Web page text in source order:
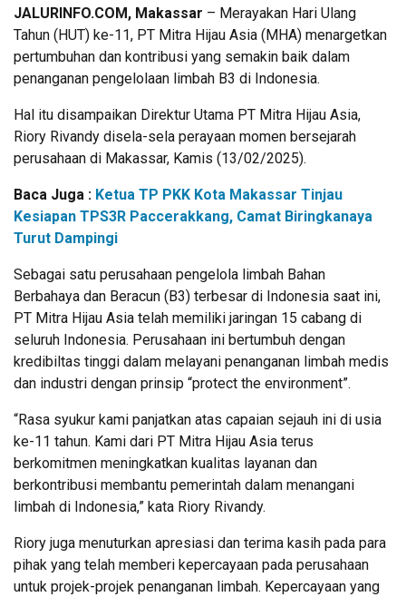
JALURINFO.COM, Makassar – Merayakan Hari Ulang
Tahun (HUT) ke-11, PT Mitra Hijau Asia (MHA) menargetkan
pertumbuhan dan kontribusi yang semakin baik dalam
penanganan pengelolaan limbah B3 di Indonesia.
Hal itu disampaikan Direktur Utama PT Mitra Hijau Asia,
Riory Rivandy disela-sela perayaan momen bersejarah
perusahaan di Makassar, Kamis (13/02/2025).
Baca Juga : Ketua TP PKK Kota Makassar Tinjau
Kesiapan TPS3R Paccerakkang, Camat Biringkanaya
Turut Dampingi
Sebagai satu perusahaan pengelola limbah Bahan
Berbahaya dan Beracun (B3) terbesar di Indonesia saat ini,
PT Mitra Hijau Asia telah memiliki jaringan 15 cabang di
seluruh Indonesia. Perusahaan ini bertumbuh dengan
kredibiltas tinggi dalam melayani penanganan limbah medis
dan industri dengan prinsip “protect the environment”.
“Rasa syukur kami panjatkan atas capaian sejauh ini di usia
ke-11 tahun. Kami dari PT Mitra Hijau Asia terus
berkomitmen meningkatkan kualitas layanan dan
berkontribusi membantu pemerintah dalam menangani
limbah di Indonesia,” kata Riory Rivandy.
Riory juga menuturkan apresiasi dan terima kasih pada para
pihak yang telah memberi kepercayaan pada perusahaan
untuk projek-projek penanganan limbah. Kepercayaan yang